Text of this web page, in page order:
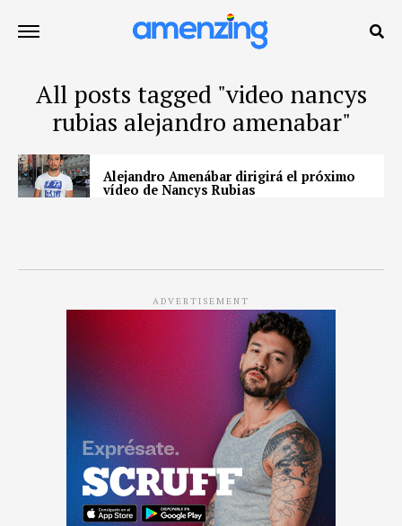
All posts tagged "video nancys
rubias alejandro amenabar"
Alejandro Amenábar dirigirá el próximo
vídeo de Nancys Rubias
ADVERTISEMENT